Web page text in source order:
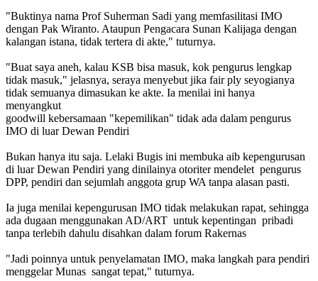
"Buktinya nama Prof Suherman Sadi yang memfasilitasi IMO
dengan Pak Wiranto. Ataupun Pengacara Sunan Kalijaga dengan
kalangan istana, tidak tertera di akte," tuturnya.
"Buat saya aneh, kalau KSB bisa masuk, kok pengurus lengkap
tidak masuk," jelasnya, seraya menyebut jika fair ply seyogianya
tidak semuanya dimasukan ke akte. Ia menilai ini hanya
menyangkut
goodwill kebersamaan "kepemilikan" tidak ada dalam pengurus
IMO di luar Dewan Pendiri
Bukan hanya itu saja. Lelaki Bugis ini membuka aib kepengurusan
di luar Dewan Pendiri yang dinilainya otoriter mendelet pengurus
DPP, pendiri dan sejumlah anggota grup WA tanpa alasan pasti.
Ia juga menilai kepengurusan IMO tidak melakukan rapat, sehingga
ada dugaan menggunakan AD/ART untuk kepentingan pribadi
tanpa terlebih dahulu disahkan dalam forum Rakernas
"Jadi poinnya untuk penyelamatan IMO, maka langkah para pendiri
menggelar Munas sangat tepat," tuturnya.